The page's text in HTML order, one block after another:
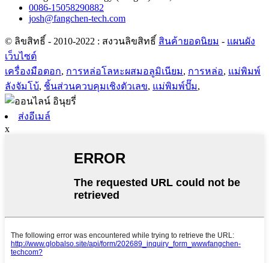
0086-15058290882
josh@fangchen-tech.com
© ลิขสิทธิ์ - 2010-2022 : สงวนลิขสิทธิ์ สินค้ายอดนิยม - แผนผัง
เว็บไซต์
เครื่องมือตอก, การหล่อโลหะผสมอลูมิเนียม, การหล่อ, แม่พิมพ์
ลังจัมโบ้, ชิ้นส่วนควบคุมเชิงตัวเลข, แม่พิมพ์ปั๊ม,
ส่งอีเมล์
x